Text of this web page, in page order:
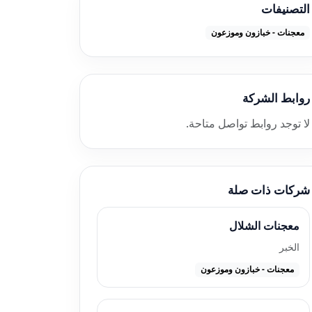
التصنيفات
معجنات - خبازون وموزعون
روابط الشركة
لا توجد روابط تواصل متاحة.
شركات ذات صلة
معجنات الشلال
الخبر
معجنات - خبازون وموزعون